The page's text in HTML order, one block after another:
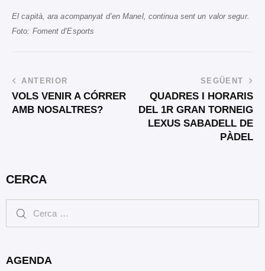
El capità, ara acompanyat d’en Manel, continua sent un valor segur.
Foto: Foment d’Esports
ANTERIOR
VOLS VENIR A CÓRRER
AMB NOSALTRES?
SEGÜENT
QUADRES I HORARIS
DEL 1R GRAN TORNEIG
LEXUS SABADELL DE
PÀDEL
CERCA
AGENDA